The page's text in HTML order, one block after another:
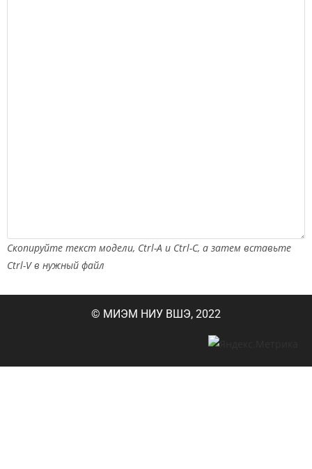
Скопируйте текст модели, Ctrl-A и Ctrl-C, а затем вставьте
Ctrl-V в нужный файл
© МИЭМ НИУ ВШЭ, 2022